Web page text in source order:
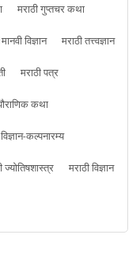
मराठी गुप्तचर कथा
विज्ञान
मराठी तत्त्वज्ञान
मराठी पत्र
कथा
कल्पनारम्य
ज्योतिषशास्त्र
मराठी विज्ञान